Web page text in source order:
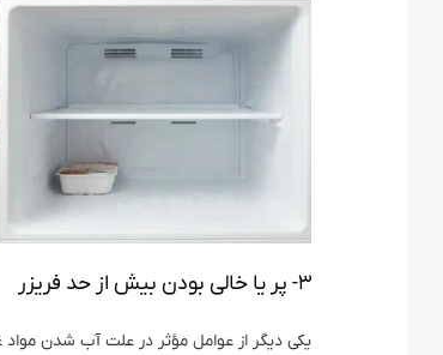
۳- پر یا خالی بودن بیش از حد فریزر
یکی دیگر از عوامل مؤثر در علت آب شدن مواد